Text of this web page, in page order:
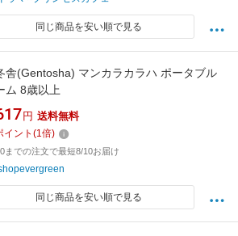
同じ商品を安い順で見る
舎(Gentosha) マンカラカラハ ポータブル
ム 8歳以上
円 送料無料
イント (1倍)
までの注文で最短8/10お届け
同じ商品を安い順で見る